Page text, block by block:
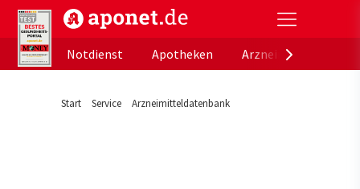
aponet.de - Das offizielle Gesundheitsportal der
Notdienst
Apotheken
Start Service Arzneimitteldatenbank